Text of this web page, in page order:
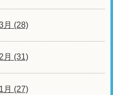
月 (28)
月 (31)
月 (27)